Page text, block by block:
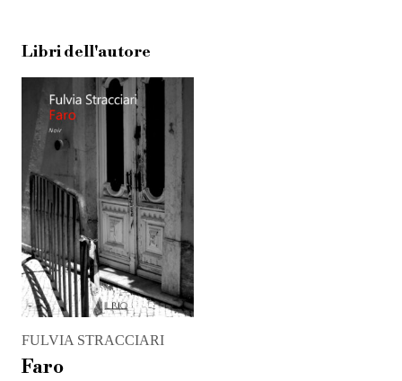
Libri dell'autore
FULVIA STRACCIARI
Faro